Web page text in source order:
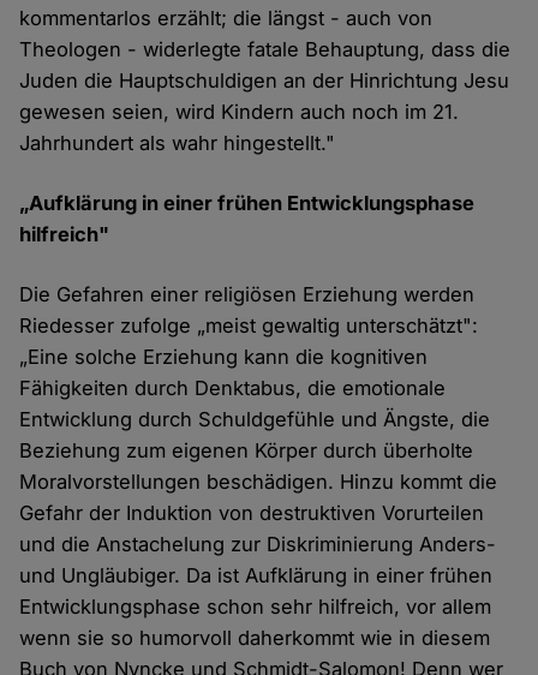
kommentarlos erzählt; die längst - auch von
Theologen - widerlegte fatale Behauptung, dass die
Juden die Hauptschuldigen an der Hinrichtung Jesu
gewesen seien, wird Kindern auch noch im 21.
Jahrhundert als wahr hingestellt."
„Aufklärung in einer frühen Entwicklungsphase
hilfreich"
Die Gefahren einer religiösen Erziehung werden
Riedesser zufolge „meist gewaltig unterschätzt":
„Eine solche Erziehung kann die kognitiven
Fähigkeiten durch Denktabus, die emotionale
Entwicklung durch Schuldgefühle und Ängste, die
Beziehung zum eigenen Körper durch überholte
Moralvorstellungen beschädigen. Hinzu kommt die
Gefahr der Induktion von destruktiven Vorurteilen
und die Anstachelung zur Diskriminierung Anders-
und Ungläubiger. Da ist Aufklärung in einer frühen
Entwicklungsphase schon sehr hilfreich, vor allem
wenn sie so humorvoll daherkommt wie in diesem
Buch von Nyncke und Schmidt-Salomon! Denn wer